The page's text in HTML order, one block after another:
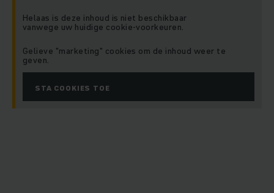
Helaas is deze inhoud is niet beschikbaar
vanwege uw huidige cookie-voorkeuren.
Gelieve "marketing" cookies om de inhoud weer te
geven.
STA COOKIES TOE